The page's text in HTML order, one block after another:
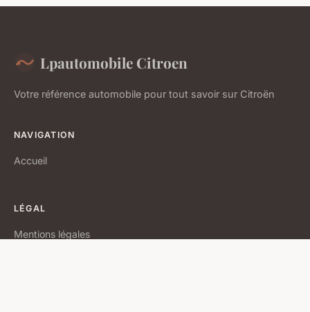
Lpautomobile Citroen
Votre référence automobile pour tout savoir sur Citroën
NAVIGATION
Accueil
LÉGAL
Mentions légales